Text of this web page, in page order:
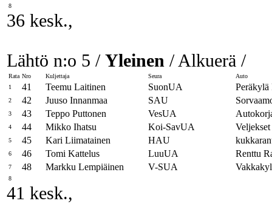
8
36 kesk.,
Lähtö n:o 5 / Yleinen / Alkuerä /
Rata Nro Kuljettaja Seura
Auto
1
41 Teemu Laitinen SuonUA Peräkylä
2 42 Juuso Innanmaa SAU
3 43 Teppo Puttonen VesUA
4 44 Mikko Ihatsu Koi-SavUA
5 45 Kari Liimatainen HAU
6 46 Tomi Kattelus LuuUA Renttu
7 48 Markku Lempiäinen V-SUA
8
41 kesk.,